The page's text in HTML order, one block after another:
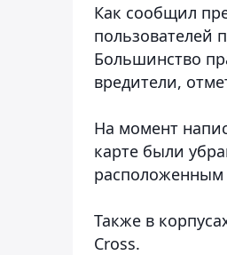
Как сообщил
пользователей
Большинство
вредители,
На момент
карте были
расположенным
Также в
Cross.